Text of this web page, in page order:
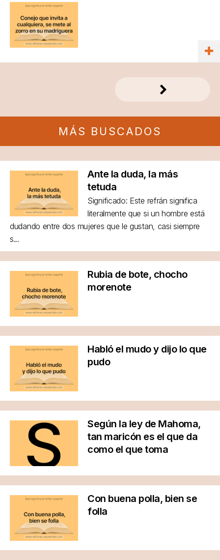
MÁS BUSCADOS
Ante la duda, la más
tetuda
Significado: Este refrán significa
literalmente que si un hombre está
dudando entre dos mujeres que le gustan, casi siempre
s...
Rubia de bote, chocho
morenote
Habló el mudo y dijo lo que
pudo
Según la ley de Mahoma,
tan maricón es el que da
como el que toma
Con buena polla, bien se
folla